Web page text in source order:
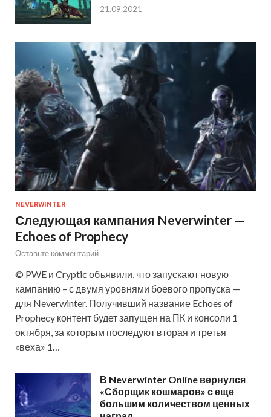
21.09.2021
NEVERWINTER
Следующая кампания Neverwinter —
Echoes of Prophecy
Оставьте комментарий
© PWE и Cryptic объявили, что запускают новую
кампанию – с двумя уровнями боевого пропуска —
для Neverwinter. Получивший название Echoes of
Prophecy контент будет запущен на ПК и консоли 1
октября, за которым последуют вторая и третья
«веха» 1…
В Neverwinter Online вернулся
«Сборщик кошмаров» с еще
большим количеством ценных